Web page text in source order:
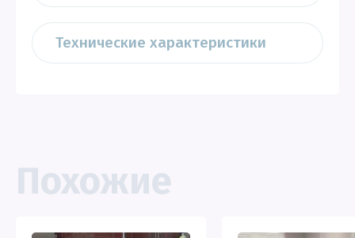
Технические характеристики
Похожие